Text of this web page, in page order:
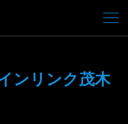
ンリンク茂木